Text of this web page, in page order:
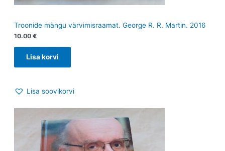
Troonide mängu värvimisraamat. George R. R. Martin. 2016
10.00 €
Lisa korvi
Lisa soovikorvi